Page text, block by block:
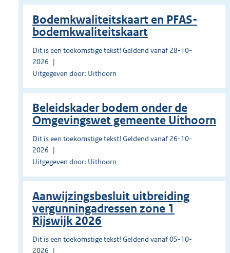
Bodemkwaliteitskaart en PFAS-
bodemkwaliteitskaart
Dit is een toekomstige tekst! Geldend vanaf 28-10-
2026
Uitgegeven door: Uithoorn
Beleidskader bodem onder de
Omgevingswet gemeente Uithoorn
Dit is een toekomstige tekst! Geldend vanaf 26-10-
2026
Uitgegeven door: Uithoorn
Aanwijzingsbesluit uitbreiding
vergunningadressen zone 1
Rijswijk 2026
Dit is een toekomstige tekst! Geldend vanaf 05-10-
2026